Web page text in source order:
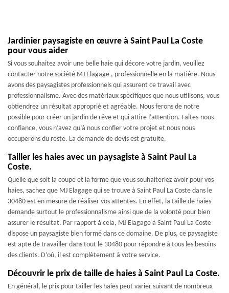
Jardinier paysagiste en œuvre à Saint Paul La Coste
pour vous aider
Si vous souhaitez avoir une belle haie qui décore votre jardin, veuillez
contacter notre société MJ Elagage , professionnelle en la matière. Nous
avons des paysagistes professionnels qui assurent ce travail avec
professionnalisme. Avec des matériaux spécifiques que nous utilisons, vous
obtiendrez un résultat approprié et agréable. Nous ferons de notre
possible pour créer un jardin de rêve et qui attire l’attention. Faites-nous
confiance, vous n’avez qu’à nous confier votre projet et nous nous
occuperons du reste. La demande de devis est gratuite.
Tailler les haies avec un paysagiste à Saint Paul La
Coste.
Quelle que soit la coupe et la forme que vous souhaiteriez avoir pour vos
haies, sachez que MJ Elagage qui se trouve à Saint Paul La Coste dans le
30480 est en mesure de réaliser vos attentes. En effet, la taille de haies
demande surtout le professionnalisme ainsi que de la volonté pour bien
assurer le résultat. Par rapport à cela, MJ Elagage à Saint Paul La Coste
dispose un paysagiste bien formé dans ce domaine. De plus, ce paysagiste
est apte de travailler dans tout le 30480 pour répondre à tous les besoins
des clients. D’où, il est complètement à votre service.
Découvrir le prix de taille de haies à Saint Paul La Coste.
En général, le prix pour tailler les haies peut varier suivant de nombreux